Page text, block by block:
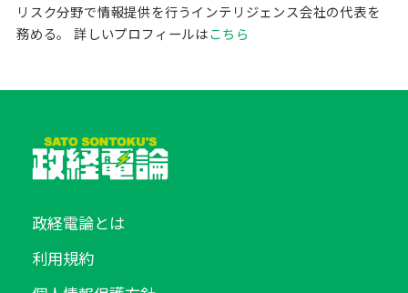
リスク分野で情報提供を行うインテリジェンス会社の代表を
務める。 詳しいプロフィールはこちら
政経電論とは
利用規約